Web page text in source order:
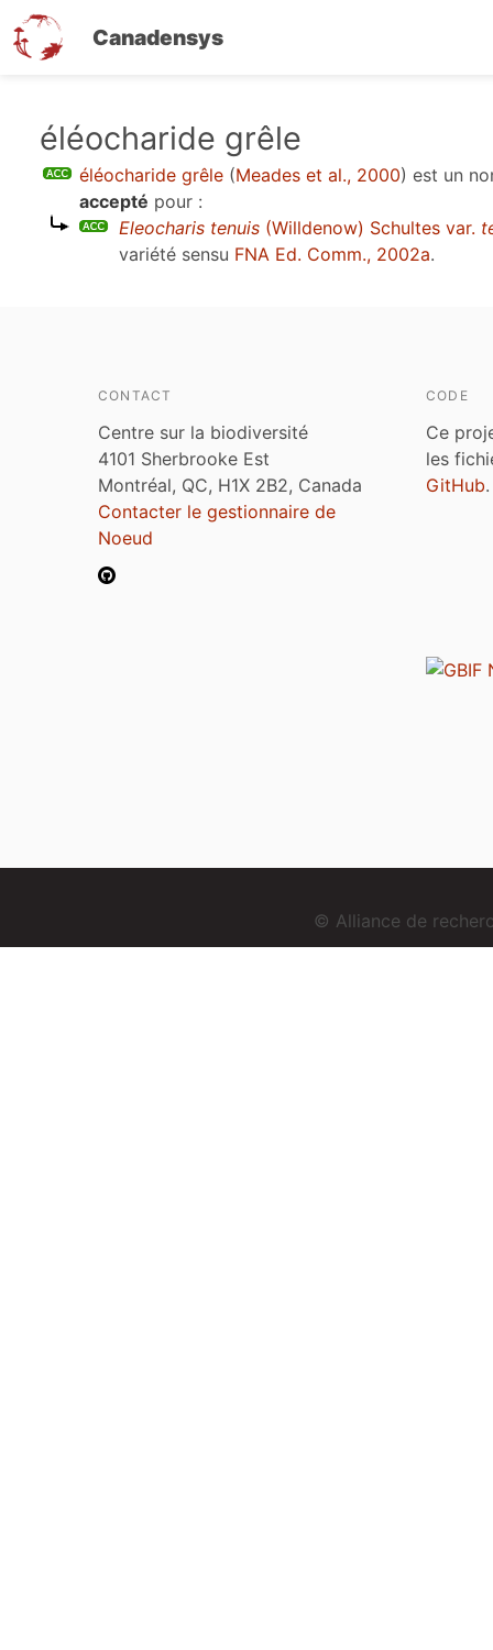
Canadensys
contenu
éléocharide grêle
éléocharide grêle (Meades et al., 2000) est un
accepté pour :
Eleocharis tenuis (Willdenow) Schultes var.
variété sensu FNA Ed. Comm., 2002a.
CONTACT
Centre sur la biodiversité
4101 Sherbrooke Est
Montréal, QC, H1X 2B2, Canada
Contacter le gestionnaire de
Noeud
CODE
Ce
les
GitHub.
© Alliance de